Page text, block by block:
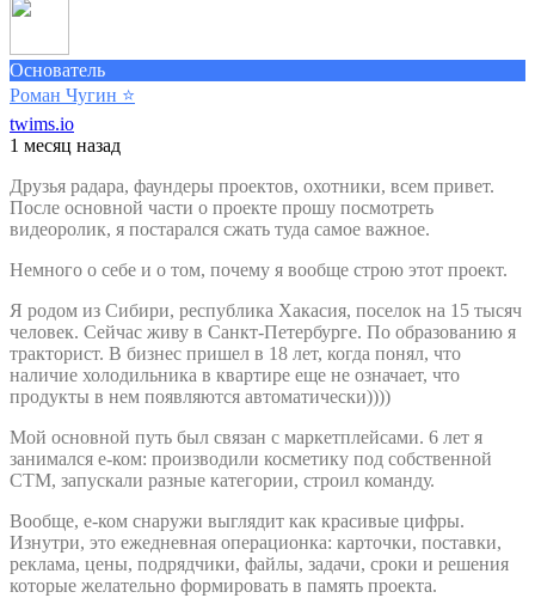
Основатель
Роман Чугин ⭐️
twims.io
1 месяц назад
Друзья радара, фаундеры проектов, охотники, всем привет.
После основной части о проекте прошу посмотреть
видеоролик, я постарался сжать туда самое важное.
Немного о себе и о том, почему я вообще строю этот проект.
Я родом из Сибири, республика Хакасия, поселок на 15 тысяч
человек. Сейчас живу в Санкт-Петербурге. По образованию я
тракторист. В бизнес пришел в 18 лет, когда понял, что
наличие холодильника в квартире еще не означает, что
продукты в нем появляются автоматически))))
Мой основной путь был связан с маркетплейсами. 6 лет я
занимался е-ком: производили косметику под собственной
СТМ, запускали разные категории, строил команду.
Вообще, е-ком снаружи выглядит как красивые цифры.
Изнутри, это ежедневная операционка: карточки, поставки,
реклама, цены, подрядчики, файлы, задачи, сроки и решения
которые желательно формировать в память проекта.